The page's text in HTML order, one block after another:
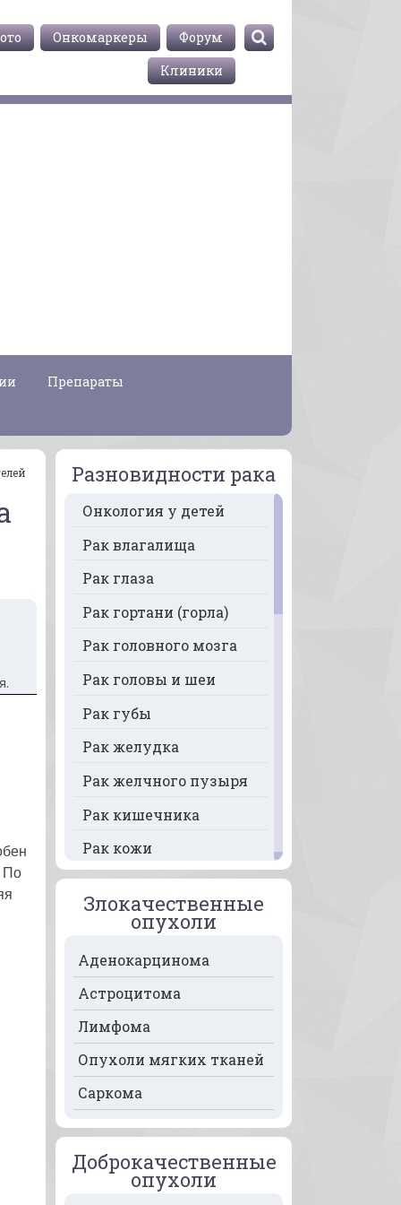
Форум
Онкомаркеры
Клиники
Препараты
По
Разновидности рака
Онкология у детей
Рак влагалища
Рак глаза
Рак гортани (горла)
Рак головного мозга
Рак головы и шеи
Рак губы
Рак желудка
Рак желчного пузыря
Рак кишечника
Рак кожи
Рак кости
Рак крови
Рак лимфоузлов
Рак молочной железы
Рак мочевого пузыря
Рак носа
Рак пищевода
Рак поджелудочной
Злокачественные
опухоли
Аденокарцинома
Астроцитома
Лимфома
Опухоли мягких тканей
Саркома
Доброкачественные
опухоли